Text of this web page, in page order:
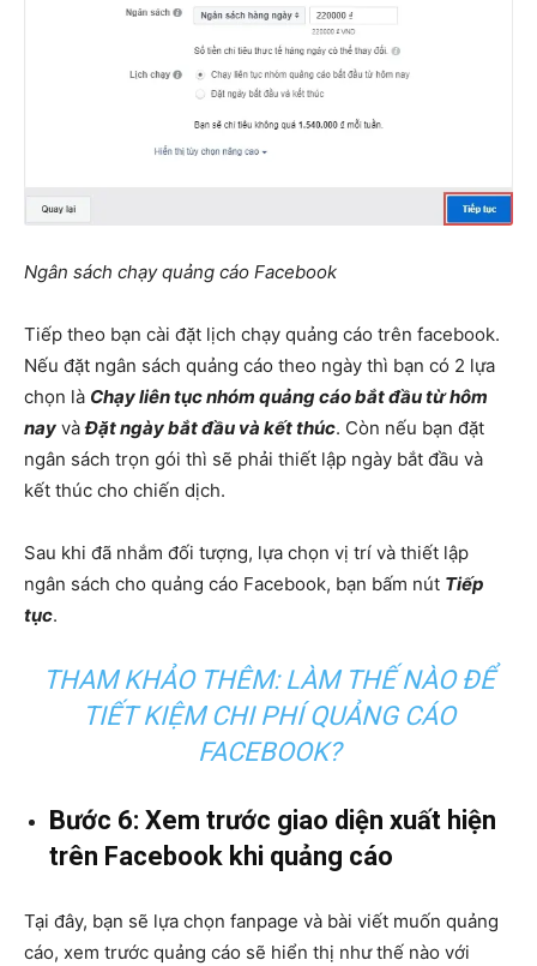
Ngân sách chạy quảng cáo Facebook
Tiếp theo bạn cài đặt lịch chạy quảng cáo trên facebook.
Nếu đặt ngân sách quảng cáo theo ngày thì bạn có 2 lựa
chọn là Chạy liên tục nhóm quảng cáo bắt đầu từ hôm
nay vàĐặt ngày bắt đầu và kết thúc. Còn nếu bạn đặt
ngân sách trọn gói thì sẽ phải thiết lập ngày bắt đầu và
kết thúc cho chiến dịch.
Sau khi đã nhắm đối tượng, lựa chọn vị trí và thiết lập
ngân sách cho quảng cáo Facebook, bạn bấm nút Tiếp
tục.
THAM KHẢO THÊM: LÀM THẾ NÀO ĐỂ
TIẾT KIỆM CHI PHÍ QUẢNG CÁO
FACEBOOK?
Bước 6: Xem trước giao diện xuất hiện
trên Facebook khi quảng cáo
Tại đây, bạn sẽ lựa chọn fanpage và bài viết muốn quảng
cáo, xem trước quảng cáo sẽ hiển thị như thế nào với